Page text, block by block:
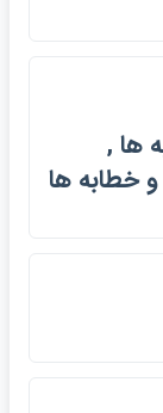
ها ,
خطابه ها